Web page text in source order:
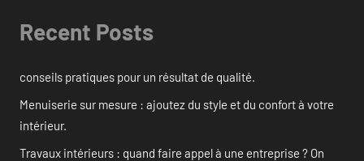
Recent Posts
conseils pratiques pour un résultat de qualité.
Menuiserie sur mesure : ajoutez du style et du confort à votre
intérieur.
Travaux intérieurs : quand faire appel à une entreprise ? On